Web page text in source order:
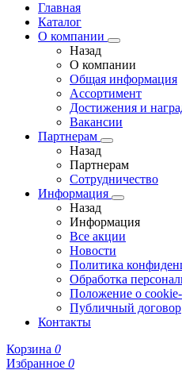
Главная
Каталог
О компании
Назад
О компании
Общая информация
Ассортимент
Достижения и
Вакансии
Партнерам
Назад
Партнерам
Сотрудничество
Информация
Назад
Информация
Все акции
Новости
Политика
Обработка
Положение о
Публичный договор
Контакты
Корзина 0
Избранное 0